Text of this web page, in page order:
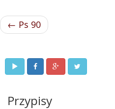
← Ps 90
Przypisy